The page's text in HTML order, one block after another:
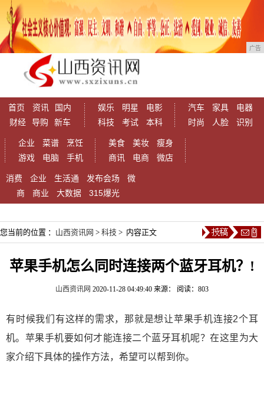
广告
首页 资讯
国内
财经
导购 新车
娱乐 明星
电影
科技
考试 本科
汽车 家具
电器
时尚
人脸 识别
企业 菜谱
烹饪
游戏
电脑 手机
美食 美妆
瘦身
商讯
电商 微店
消费 企业 生活通 发布会场
微
商
商业 大数据 315爆光
您当前的位置 ： 山西资讯网 > 科技 > 内容正文
苹果手机怎么同时连接两个蓝牙耳机？!
山西资讯网 2020-11-28 04:49:40 来源： 阅读：803
有时候我们有这样的需求，那就是想让苹果手机连接2个耳
机。苹果手机要如何才能连接二个蓝牙耳机呢？在这里为大
家介绍下具体的操作方法，希望可以帮到你。